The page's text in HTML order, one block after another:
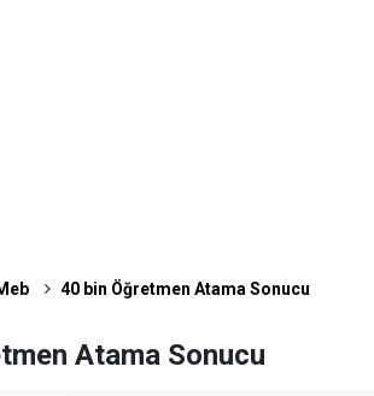
40 bin Öğretmen Atama Sonucu
Atama Sonucu